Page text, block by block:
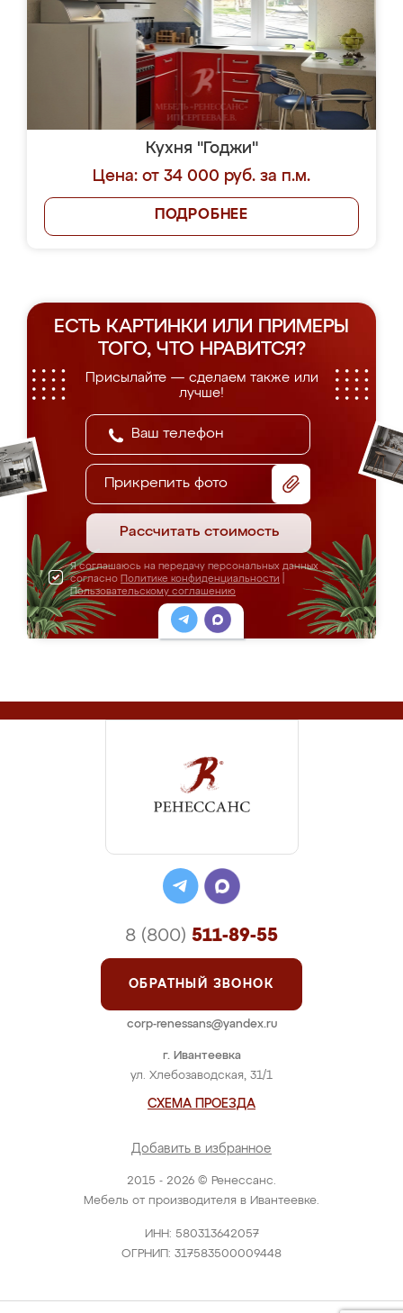
Кухня "Годжи"
Цена: от 34 000 руб. за п.м.
ПОДРОБНЕЕ
ЕСТЬ КАРТИНКИ ИЛИ ПРИМЕРЫ
ТОГО, ЧТО НРАВИТСЯ?
Присылайте — сделаем также или
лучше!
Прикрепить фото
Рассчитать стоимость
Я соглашаюсь на передачу персональных данных
согласно Политике конфиденциальности
Пользовательскому соглашению
2015 - 2026 © Ренессанс.
Мебель от производителя в Ивантеевке.
ИНН: 580313642057
ОГРНИП: 317583500009448
г. Ивантеевка
ул. Хлебозаводская, 31/1
СХЕМА ПРОЕЗДА
Добавить в избранное
8 (800) 511-89-55
ОБРАТНЫЙ ЗВОНОК
corp-renessans@yandex.ru